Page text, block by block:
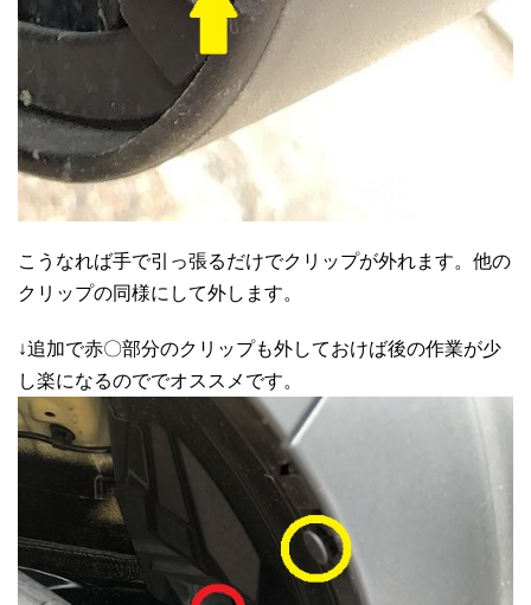
こうなれば手で引っ張るだけでクリップが外れます。他の
クリップの同様にして外します。
↓追加で赤〇部分のクリップも外しておけば後の作業が少
し楽になるのででオススメです。